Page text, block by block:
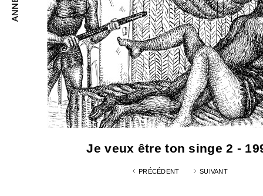
Je veux être ton singe 2 -
PRÉCÉDENT SUIVANT